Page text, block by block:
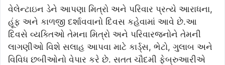
વેલેન્ટાઇન ડેને આપણા મિત્રો અને પરિવાર પ્રત્યે આરાધના,
હૂંફ અને કાળજી દર્શાવવાનો દિવસ કહેવામાં આવે છે.આ
દિવસે વ્યક્તિઓ તેમના મિત્રો અને પરિવારજનોને તેમની
લાગણીઓ વિશે સલાહ આપવા માટે કાર્ડ્સ, ભેટો, ગુલાબ અને
વિવિધ છબીઓનો વેપાર કરે છે. સતત ચૌદમી ફેબ્રુઆરીએ